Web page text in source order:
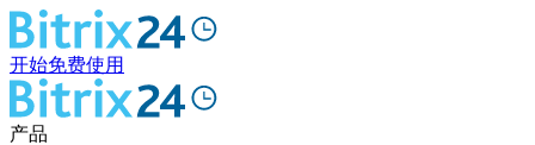
开始免费使用
产品